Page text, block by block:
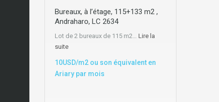
Bureaux, à l’étage, 115+133 m2 ,
Andraharo, LC 2634
Lot de 2 bureaux de 115 m2… Lire la
suite
10USD/m2 ou son équivalent en
Ariary par mois